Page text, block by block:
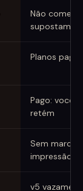
Não
Planos
Pago: você
retém
Sem marca
impressão
v5